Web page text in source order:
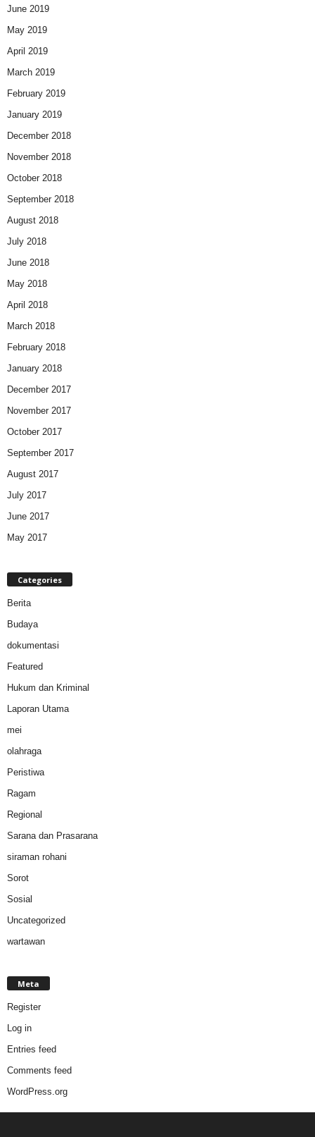
June 2019
May 2019
April 2019
March 2019
February 2019
January 2019
December 2018
November 2018
October 2018
September 2018
August 2018
July 2018
June 2018
May 2018
April 2018
March 2018
February 2018
January 2018
December 2017
November 2017
October 2017
September 2017
August 2017
July 2017
June 2017
May 2017
Categories
Berita
Budaya
dokumentasi
Featured
Hukum dan Kriminal
Laporan Utama
mei
olahraga
Peristiwa
Ragam
Regional
Sarana dan Prasarana
siraman rohani
Sorot
Sosial
Uncategorized
wartawan
Meta
Register
Log in
Entries feed
Comments feed
WordPress.org